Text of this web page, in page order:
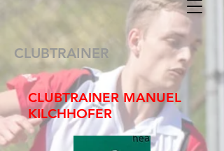
CLUBTRAINER
CLUBTRAINER MANUEL
KILCHHOFER